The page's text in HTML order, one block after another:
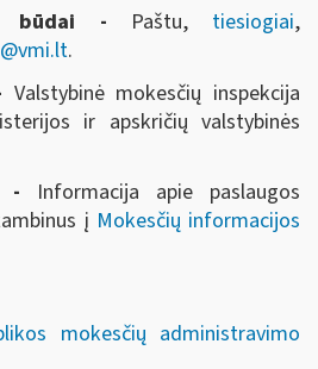
būdai - Paštu, tiesiogiai,
.
Valstybinė mokesčių inspekcija
ir apskričių valstybinės
- Informacija apie paslaugos
į Mokesčių informacijos
mokesčių administravimo